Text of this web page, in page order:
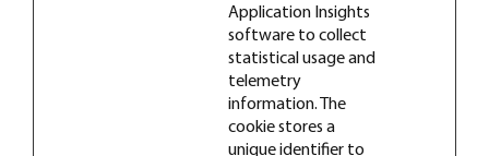
Application Insights
software to collect
statistical usage and
telemetry
information. The
cookie stores a
unique identifier to